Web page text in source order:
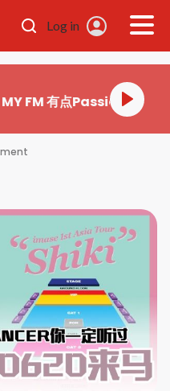
Log in
MY FM 有点Passion